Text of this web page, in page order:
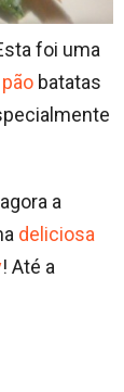
foi uma
pão batatas
a
deliciosa
! Até a